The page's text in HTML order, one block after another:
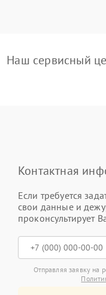
Наш сервисный
Контактная
Если требуется
свои данные и
проконсультирует
Отправляя заявку на